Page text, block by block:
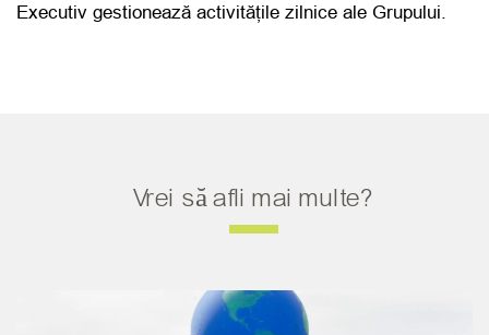
Executiv gestionează activitățile zilnice ale Grupului.
Vrei să afli mai multe?